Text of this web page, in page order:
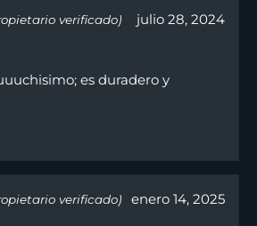
verificado) julio 28, 2024
es duradero y
verificado) enero 14, 2025